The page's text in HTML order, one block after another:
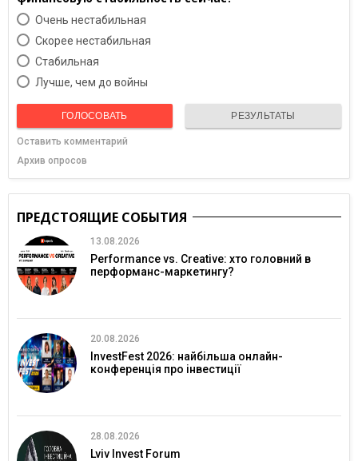
Очень нестабильная
Скорее нестабильная
Cтабильная
Лучше, чем до войны
ГОЛОСОВАТЬ РЕЗУЛЬТАТЫ
Оставить комментарий
Архив опросов
ПРЕДСТОЯЩИЕ СОБЫТИЯ
13.08.2026
Performance vs. Creative: хто головний в
перформанс-маркетингу?
20.08.2026
InvestFest 2026: найбільша онлайн-
конференція про інвестиції
28.08.2026
Lviv Invest Forum